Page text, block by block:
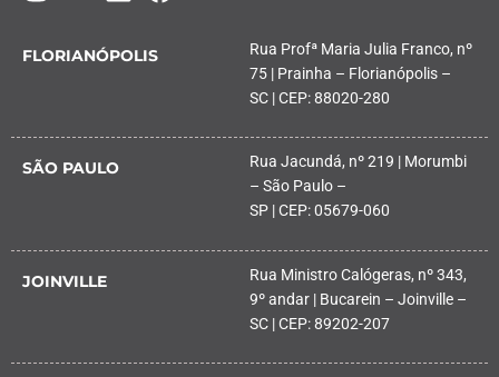
FLORIANÓPOLIS
Rua Profª Maria Julia Franco, nº
75 | Prainha – Florianópolis –
SC | CEP: 88020-280
SÃO PAULO
Rua Jacundá, nº 219 | Morumbi
– São Paulo –
SP | CEP: 05679-060
JOINVILLE
Rua Ministro Calógeras, nº 343,
9º andar | Bucarein – Joinville –
SC | CEP: 89202-207